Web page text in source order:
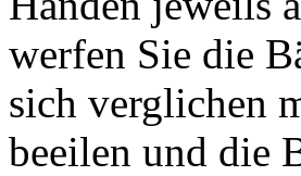
werfen Sie die
sich verglichen
beeilen und die